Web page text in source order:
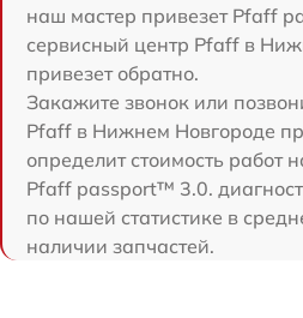
наш мастер привезет Pfaff
сервисный центр Pfaff в
привезет обратно.
Закажите звонок или
Pfaff в Нижнем Новгороде
определит стоимость
Pfaff passport™ 3.0.
по нашей статистике в
наличии запчастей.